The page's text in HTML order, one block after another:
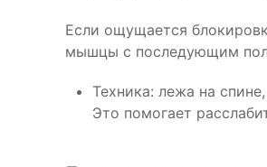
Если ощущается
мышцы с последующим
Техника: лежа на
Это помогает